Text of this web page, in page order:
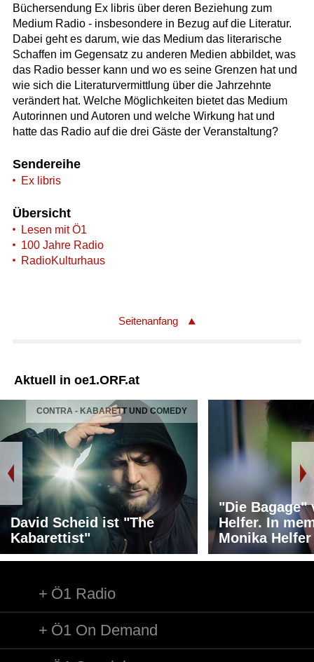
Büchersendung Ex libris über deren Beziehung zum
Medium Radio - insbesondere in Bezug auf die Literatur.
Dabei geht es darum, wie das Medium das literarische
Schaffen im Gegensatz zu anderen Medien abbildet, was
das Radio besser kann und wo es seine Grenzen hat und
wie sich die Literaturvermittlung über die Jahrzehnte
verändert hat. Welche Möglichkeiten bietet das Medium
Autorinnen und Autoren und welche Wirkung hat und
hatte das Radio auf die drei Gäste der Veranstaltung?
Sendereihe
Ex libris
Übersicht
Lesen mit Ö1
100 Jahre Radio
RadioKulturhaus
Seitenanfang
Aktuell in oe1.ORF.at
CONTRA - KABARETT UND COMEDY
David Scheid ist "The
Kabarettist"
"Die Bagage"
Helfer. In
Monika Helfer
Ö1 Radio
Ö1 On Demand